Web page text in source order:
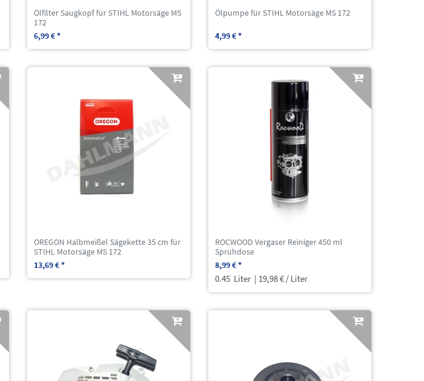
Ölfilter Saugkopf für STIHL Motorsäge MS
172
6,99 € *
Ölpumpe für STIHL Motorsäge MS 172
4,99 € *
OREGON Halbmeißel Sägekette 35 cm für
STIHL Motorsäge MS 172
13,69 € *
ROCWOOD Vergaser Reiniger 450 ml
Sprühdose
8,99 € *
0.45 Liter | 19,98 € / Liter